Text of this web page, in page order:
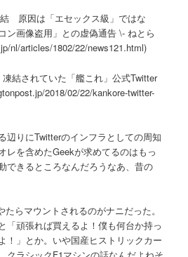
原因は「エセックス級」ではな
ン画像盗用」との虚偽通告 \- ねとら
nl/articles/1802/22/news121.html)
結されていた「艦これ」公式Twitter
2018/02/22/kankore-twitter-
辺りにTwitterのインフラとしての周知
レを含めたGeekが求めてるのはもっ
できるところなんだろうなあ、昔の
らマウントされるのがナニだった。
「頑張れば買えるよ！僕も何台か持っ
！」とか。いや国産ヒストリックカー